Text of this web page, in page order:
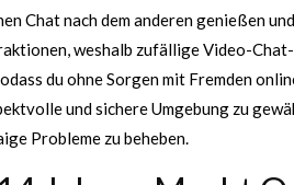
Chat nach dem anderen genießen
weshalb zufällige Video-
du ohne Sorgen mit Fremden
und sichere Umgebung zu
Probleme zu beheben.